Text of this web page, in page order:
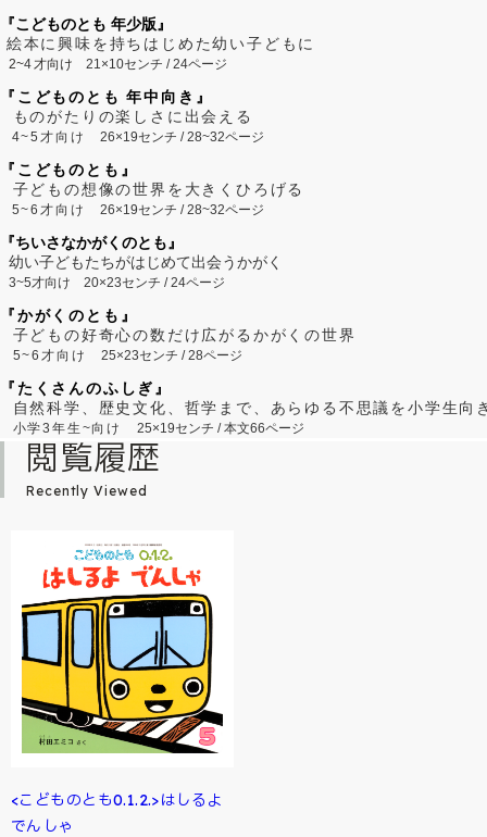
『こどものとも 年少版』
絵本に興味を持ちはじめた幼い子どもに
2~4 才向け 21×10センチ / 24ページ
『こどものとも 年中向き』
ものがたりの楽しさに出会える
4~5才向け26×19センチ / 28~32ページ
『こどものとも』
子どもの想像の世界を大きくひろげる
5~6才向け26×19センチ / 28~32ページ
『ちいさなかがくのとも』
幼い子どもたちがはじめて出会うかがく
3~5才向け 20×23センチ / 24ページ
『かがくのとも』
子どもの好奇心の数だけ広がるかがくの世界
5~6才向け25×23センチ / 28ページ
『たくさんのふしぎ』
自然科学、歴史文化、哲学まで、あらゆる不思議を小学生向
小学3年生~向け 25×19センチ / 本文66ページ
閲覧履歴
Recently Viewed
<こどものとも0.1.2.>はしるよ
でんしゃ